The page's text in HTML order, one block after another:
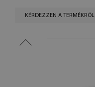
KÉRDEZZEN A TERMÉKRŐL